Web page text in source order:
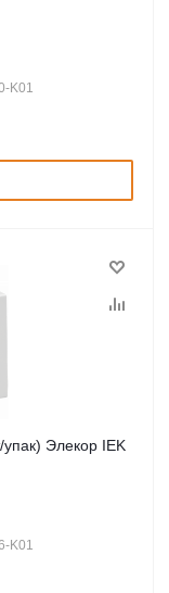
K01
Элекор IEK
K01